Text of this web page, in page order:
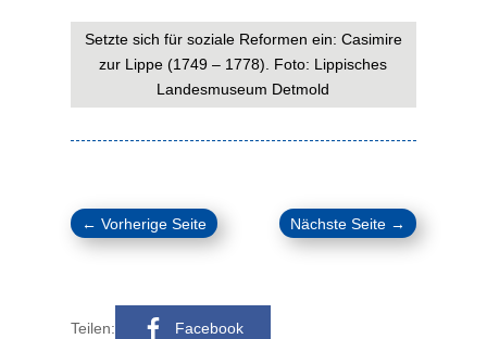
Setzte sich für soziale Reformen ein: Casimire
zur Lippe (1749 – 1778). Foto: Lippisches
Landesmuseum Detmold
← Vorherige Seite Nächste Seite →
Teilen: Facebook